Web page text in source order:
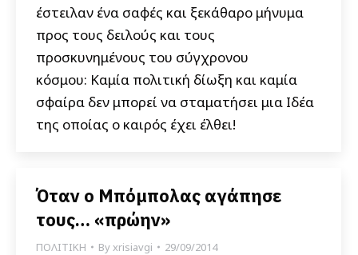
έστειλαν ένα σαφές και ξεκάθαρο μήνυμα
προς τους δειλούς και τους
προσκυνημένους του σύγχρονου
κόσμου: Καμία πολιτική δίωξη και καμία
σφαίρα δεν μπορεί να σταματήσει μια Ιδέα
της οποίας ο καιρός έχει έλθει!
Όταν ο Μπόμπολας αγάπησε
τους… «πρώην»
ΠΟΛΙΤΙΚΗ Byxrisiavgi 29/09/2014